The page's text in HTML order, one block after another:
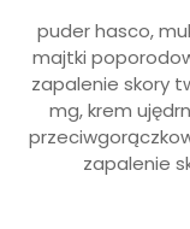
puder hasco,
majtki
zapalenie skory
mg, krem
zapalenie